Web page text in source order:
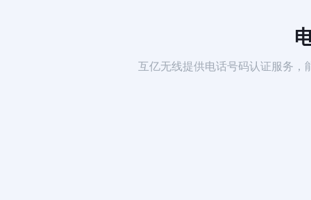
互亿无线提供电话号码认证服务，